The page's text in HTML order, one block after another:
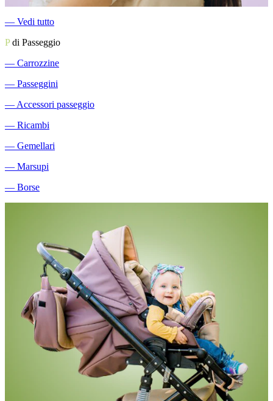
― Vedi tutto
Pdi Passeggio
― Carrozzine
― Passeggini
― Accessori passeggio
― Ricambi
― Gemellari
― Marsupi
― Borse